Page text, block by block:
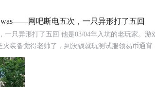
网吧断电五次，一只异形打了五回
只异形打了五回 他是03/04年入坑的老玩家。
装备觉得老帅了，到没钱就玩测试服领易币通宵